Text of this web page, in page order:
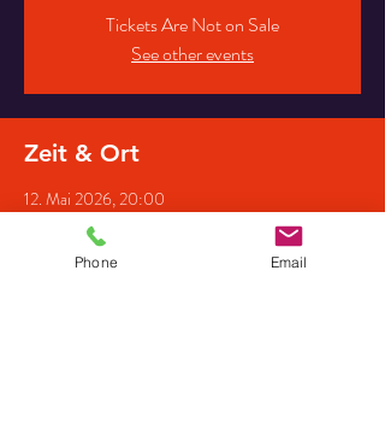
Tickets Are Not on Sale
See other events
Zeit & Ort
12. Mai 2026, 20:00
Ev. Kirche Falkensee-Seegefeld, Bahnhofstraße
51, 14612 Falkensee, Deutschland
Phone Email